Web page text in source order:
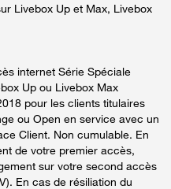
Livebox Up et Max, Livebox
internet Série Spéciale
Up ou Livebox Max
pour les clients titulaires
ou Open en service avec un
Client. Non cumulable. En
de votre premier accès,
sur votre second accès
En cas de résiliation du